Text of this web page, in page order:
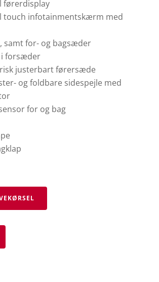
førerdisplay
touch infotainmentskærm med
samt for- og bagsæder
forsæder
justerbart førersæde
og foldbare sidespejle med
for og bag